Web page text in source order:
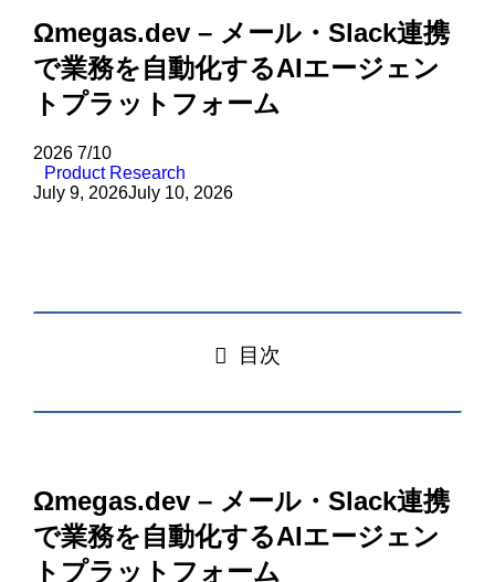
Ωmegas.dev – メール・Slack連携
で業務を自動化するAIエージェン
トプラットフォーム
2026 7/10
Product Research
July 9, 2026July 10, 2026
目次
Ωmegas.dev – メール・Slack連携
で業務を自動化するAIエージェン
トプラットフォーム